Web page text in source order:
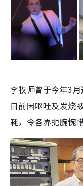
李牧师曾于今年3
日前因呕吐及发烧
耗，令各界扼腕惋惜